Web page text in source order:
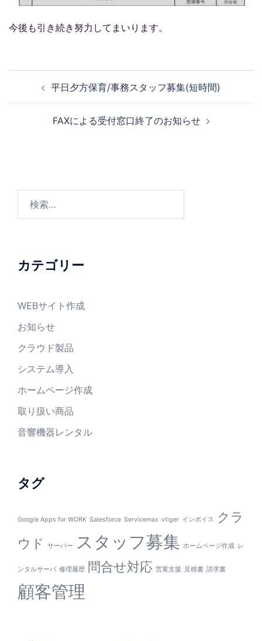
今後も引き続き努力してまいります。
ョ
平日夕方保育/事務スタッフ募集(短時間)
FAXによる受付窓口終了のお知らせ
カテゴリー
WEBサイト作成
お知らせ
クラウド製品
システム導入
ホームページ作成
取り扱い商品
音響機器レンタル
タグ
Google Apps for WORK Salesforce Servicemax vtiger インボイス
クラ
ウド
サーバー スタッフ募集 ホームページ作成 レ
ンタルサーバ 修理履歴 問合せ対応 営業支援 見積書 請求書
顧客管理